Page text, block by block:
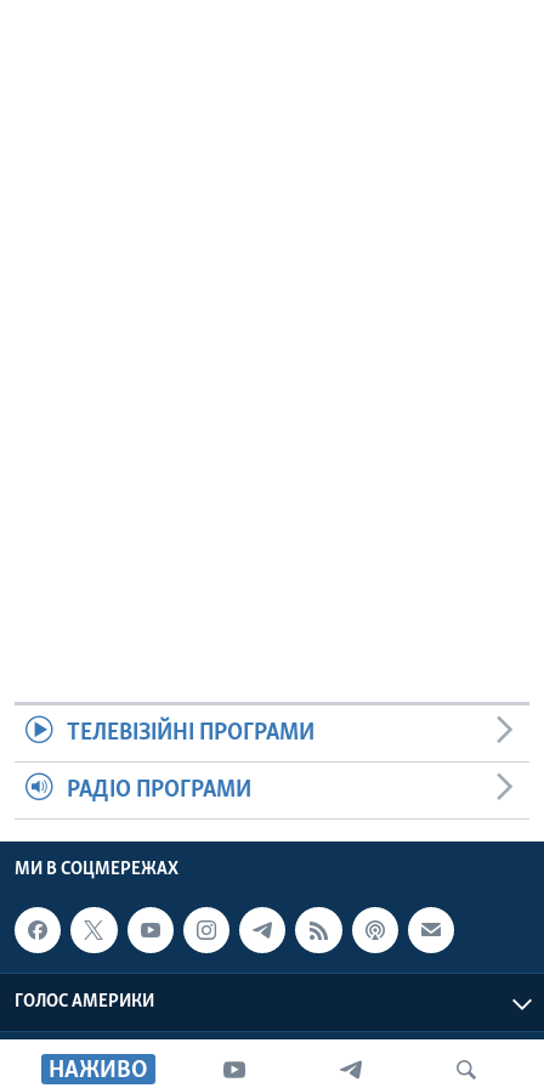
НАЖИВО
ТЕЛЕВІЗІЙНІ ПРОГРАМИ
РАДІО ПРОГРАМИ
МИ В СОЦМЕРЕЖАХ
ГОЛОС АМЕРИКИ
Голос Америки © 2026 VOA, Inc. Всі права захищені